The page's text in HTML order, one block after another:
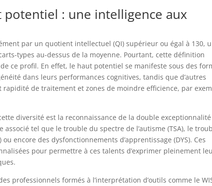
: une intelligence aux
par un quotient intellectuel (QI) supérieur ou égal à 130,
types au-dessus de la moyenne. Pourtant, cette définition
ce profil. En effet, le haut potentiel se manifeste sous des
dans leurs performances cognitives, tandis que d’autres
de traitement et zones de moindre efficience, par
diversité est la reconnaissance de la double
tel que le trouble du spectre de l’autisme (TSA), le
encore des dysfonctionnements d’apprentissage (DYS). Ces
pour permettre à ces talents d’exprimer pleinement
professionnels formés à l’interprétation d’outils comme le